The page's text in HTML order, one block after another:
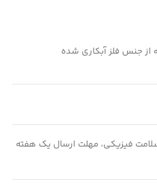
از جنس فلز آبکاری شده
فیزیکی، مهلت ارسال یک هفته